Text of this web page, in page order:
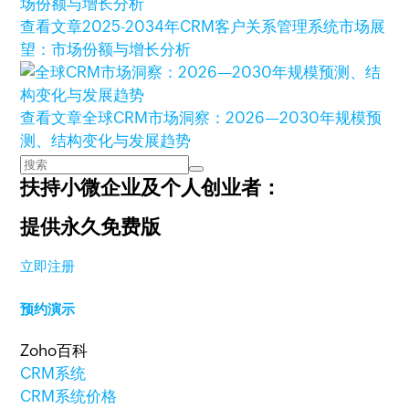
查看文章2025-2034年CRM客户关系管理系统市场展
望：市场份额与增长分析
查看文章全球CRM市场洞察：2026—2030年规模预
测、结构变化与发展趋势
扶持小微企业及个人创业者：
提供永久免费版
立即注册
预约演示
Zoho百科
CRM系统
CRM系统价格